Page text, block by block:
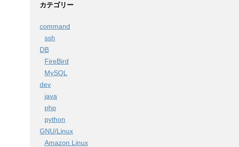
カテゴリー
command
ssh
DB
FireBird
MySQL
dev
java
php
python
GNU/Linux
Amazon Linux